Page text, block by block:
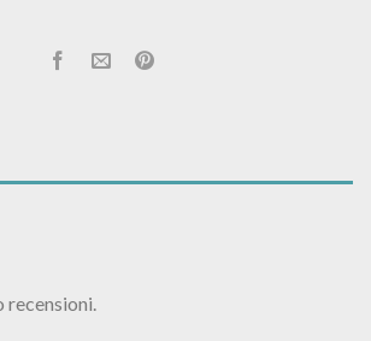
recensioni.